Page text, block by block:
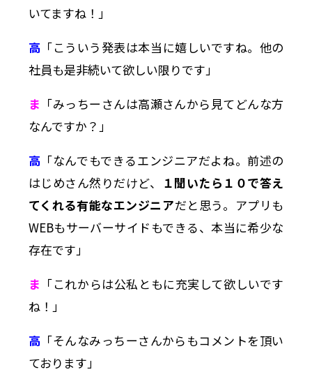
いてますね！」
高 「こういう発表は本当に嬉しいですね。他の
社員も是非続いて欲しい限りです」
ま 「みっちーさんは高瀬さんから見てどんな方
なんですか？」
高 「なんでもできるエンジニアだよね。前述の
はじめさん然りだけど、
１聞いたら１０で答え
てくれる有能なエンジニアだと思う。アプリも
WEBもサーバーサイドもできる、本当に希少な
存在です」
ま 「これからは公私ともに充実して欲しいです
ね！」
高 「そんなみっちーさんからもコメントを頂い
ております」